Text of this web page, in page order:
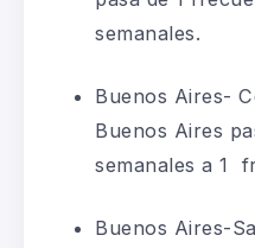
semanales.
Buenos Aires-
Buenos Aires
semanales a 1
Buenos Aires-